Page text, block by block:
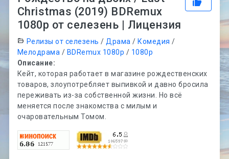
Christmas (2019) BDRemux
1080p от селезень | Лицензия
Релизы от селезень / Драма / Комедия /
Мелодрама / BDRemux 1080p / 1080p
Описание:
Кейт, которая работает в магазине рождественских
товаров, злоупотребляет выпивкой и давно бросила
переживать из-за собственной жизни. Но всё
меняется после знакомства с милым и
очаровательным Томом.